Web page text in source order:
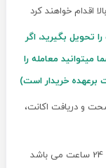
اقدام خواهند کرد
تحویل بگیرید، اگر
معامله را
خریدار است)
و دریافت اکانت،